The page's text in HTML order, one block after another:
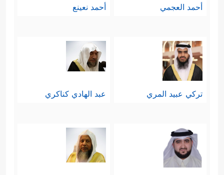
أحمد العجمي أحمد نعينع
تركي عبيد المري عبد الهادي كناكري